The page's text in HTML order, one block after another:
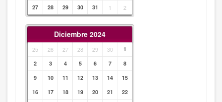
27
28 29 30 31 1 2
Diciembre 2024
25 26 27 28 29 30
1
2
3 4 5 6 7
8
9
10 11 12 13 14
15
16
17 18 19 20 21
22